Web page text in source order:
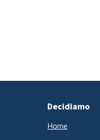
Decidiamo
Home